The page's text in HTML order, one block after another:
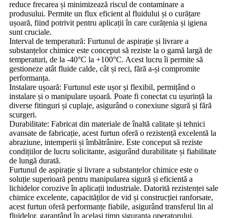
reduce frecarea și minimizează riscul de contaminare a
produsului. Permite un flux eficient al fluidului și o curățare
ușoară, fiind potrivit pentru aplicații în care curățenia și igiena
sunt cruciale.
Interval de temperatură: Furtunul de aspirație și livrare a
substanțelor chimice este conceput să reziste la o gamă largă de
temperaturi, de la -40°C la +100°C. Acest lucru îi permite să
gestioneze atât fluide calde, cât și reci, fără a-și compromite
performanța.
Instalare ușoară: Furtunul este ușor și flexibil, permițând o
instalare și o manipulare ușoară. Poate fi conectat cu ușurință la
diverse fitinguri și cuplaje, asigurând o conexiune sigură și fără
scurgeri.
Durabilitate: Fabricat din materiale de înaltă calitate și tehnici
avansate de fabricație, acest furtun oferă o rezistență excelentă la
abraziune, intemperii și îmbătrânire. Este conceput să reziste
condițiilor de lucru solicitante, asigurând durabilitate și fiabilitate
de lungă durată.
Furtunul de aspirație și livrare a substanțelor chimice este o
soluție superioară pentru manipularea sigură și eficientă a
lichidelor corozive în aplicații industriale. Datorită rezistenței sale
chimice excelente, capacităților de vid și construcției ranforsate,
acest furtun oferă performanțe fiabile, asigurând transferul lin al
fluidelor, garantând în același timp siguranța operatorului.